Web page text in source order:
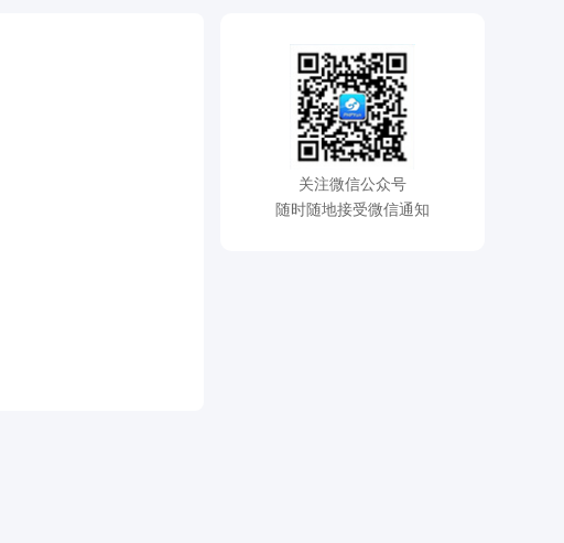
关注微信公众号
随时随地接受微信通知